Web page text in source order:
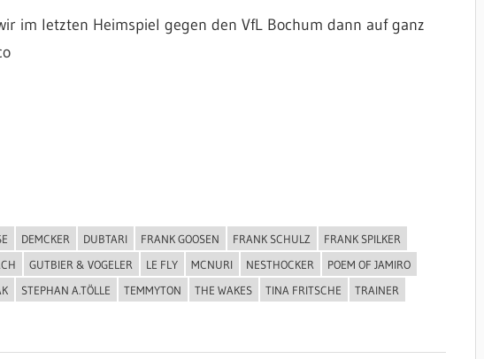
im letzten Heimspiel gegen den VfL Bochum dann auf ganz
DEMCKER DUBTARI FRANK GOOSEN FRANK SCHULZ
FRANK SPILKER
GUTBIER & VOGELER LE FLY MCNURI NESTHOCKER
POEM OF JAMIRO
STEPHAN A.TÖLLE TEMMYTON THE WAKES TINA FRITSCHE
TRAINER